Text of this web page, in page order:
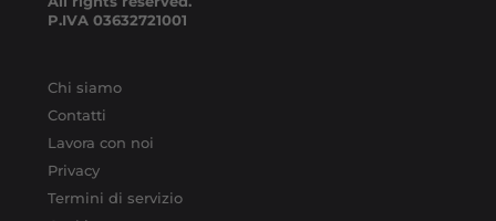
P.IVA 03632721001
Chi siamo
Contatti
Lavora con noi
Privacy
Termini di servizio